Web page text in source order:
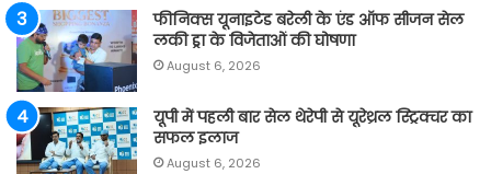
फीनिक्स यूनाइटेड बरेली के एंड ऑफ सीजन सेल
लकी ड्रा के विजेताओं की घोषणा
August 6, 2026
यूपी में पहली बार सेल थेरेपी से यूरेथ्रल स्ट्रिक्चर का
सफल इलाज
August 6, 2026